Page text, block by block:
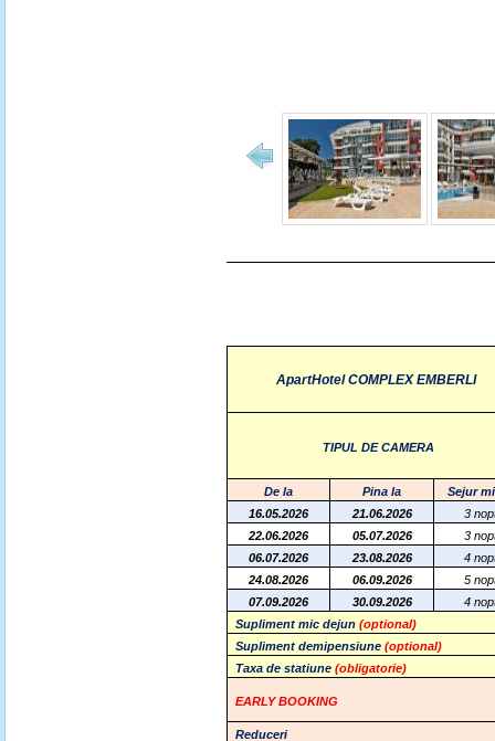
ApartHotel COMPLEX EMBERLI
TIPUL DE CAMERA
De la Pina la
Sejur
16.05.2026
21.06.2026
3
22.06.2026
05.07.2026
3
06.07.2026
23.08.2026
4
24.08.2026
06.09.2026
5
07.09.2026
30.09.2026
4
Supliment mic dejun(optional)
Supliment demipensiune(optional)
Taxa de statiune(obligatorie)
EARLY BOOKING
Reduceri